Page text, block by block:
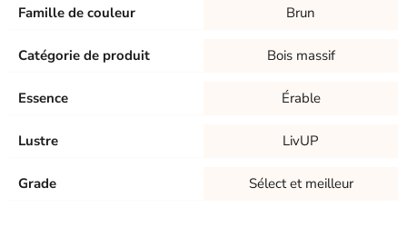
Famille de couleur Brun
Catégorie de produit Bois massif
Essence Érable
Lustre LivUP
Grade Sélect et meilleur